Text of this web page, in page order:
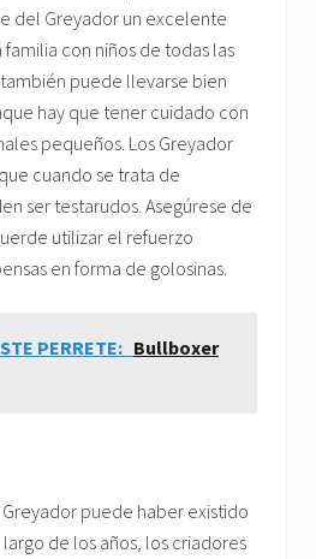
del Greyador un excelente
con niños de todas las
puede llevarse bien
hay que tener cuidado con
pequeños. Los Greyador
cuando se trata de
ser testarudos. Asegúrese de
utilizar el refuerzo
en forma de golosinas.
PERRETE: Bullboxer
puede haber existido
de los años, los criadores